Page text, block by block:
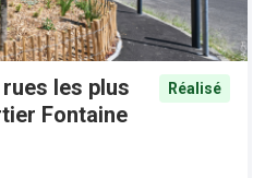
les plus
Fontaine
Réalisé